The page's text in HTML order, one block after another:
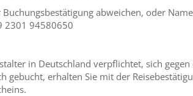
abweichen, oder
2301 94580650
in Deutschland verpflichtet, sich
gebucht, erhalten Sie mit der